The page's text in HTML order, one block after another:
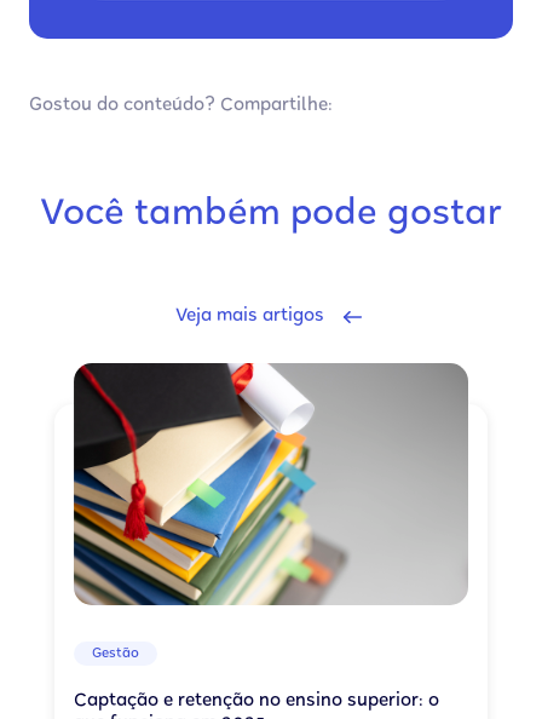
Gostou do conteúdo? Compartilhe:
Você também pode gostar
Veja mais artigos
Gestão
Captação e retenção no ensino superior: o